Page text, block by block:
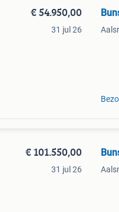
€ 54.950,00
31 jul 26
€ 101.550,00
31 jul 26